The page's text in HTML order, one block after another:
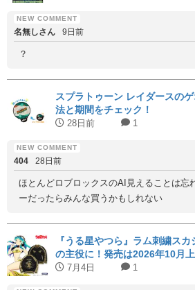
名無しさん 9日前
？
スプラトゥーン レイダースの
法と期間をチェック！
28日前 1
404 28日前
ほとんどロブロックスのAI見えることは忘
ーだったらみんな買うかもしれない
『うる星やつら』ラム刺繍ス
の主役に！発売は2026年10月
7月4日 1